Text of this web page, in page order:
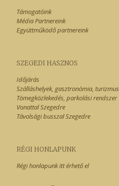
Támogatóink
Média Partnereink
Együttműködő partnereink
SZEGEDI HASZNOS
Időjárás
Szálláshelyek, gasztronómia, turizmus
Tömegközlekedés, parkolási rendszer
Vonattal Szegedre
Távolsági busszal Szegedre
RÉGI HONLAPUNK
Régi honlapunk itt érhető el